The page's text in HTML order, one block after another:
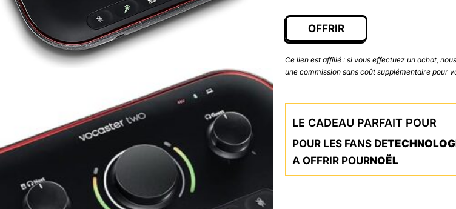
Ajouter à ma Kyft list
était :
169,99 €.
OFFRIR
Ce lien est affilié : si vous effectuez un achat,
une commission sans coût supplémentaire pour
LE CADEAU PARFAIT POUR
POUR LES FANS DE
A OFFRIR POURNOËL